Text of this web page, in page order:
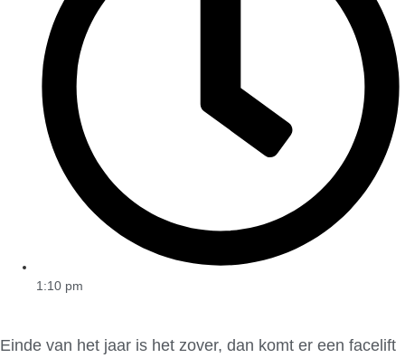
1:10 pm
Einde van het jaar is het zover, dan komt er een facelift